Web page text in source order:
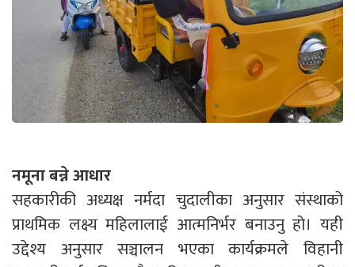
नमूना बन्ने आधार
सहकारीकी अध्यक्ष नर्मदा चुदालीका अनुसार संस्थाको
प्राथमिक लक्ष्य महिलालाई आत्मनिर्भर बनाउनु हो। यही
उद्देश्य अनुसार सञ्चालन भएका कार्यक्रमले विहानी